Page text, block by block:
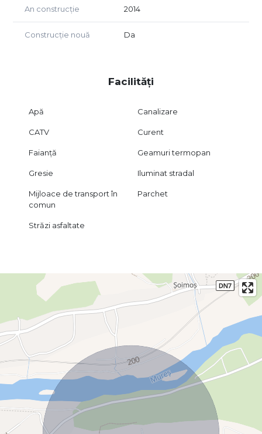
vacanță sau rezidentială.
Această casă se vinde mobilată și utilată.
Preț: 43.500 euro, negociabil.
An construcție 2014
Construcție nouă Da
Facilități
Apă Canalizare
CATV Curent
Faianță Geamuri termopan
Gresie Iluminat stradal
Mijloace de transport în
comun
Parchet
Străzi asfaltate